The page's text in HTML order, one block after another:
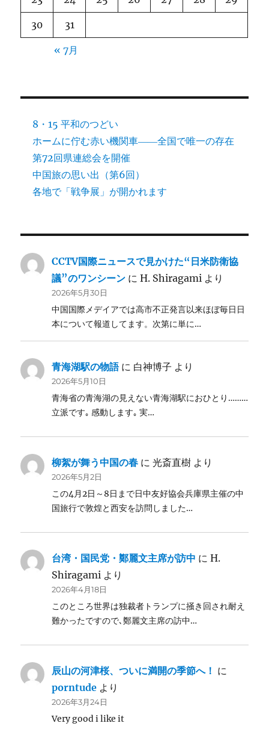
30 31
« 7月
8・15 平和のつどい
ホームに佇む赤い機関車――全国で唯一の存在
第72回県連総会を開催
中国旅の思い出（第6回）
各地で「戦争展」が開かれます
CCTV国際ニュースで見かけた“日米防衛協
議”のワンシーン にH. Shiragami より
2026年5月30日
中国国際メデイアでは高市不正発言以来ほぼ毎日日
本について報道してます。次第に単に…
青海湖駅の物語に 白神博子 より
2026年5月10日
青海省の青海湖の見えない青海湖駅におひとり………
立派です｡ 感動します｡ 実…
柳絮が舞う中国の春 に光斎直樹 より
2026年5月2日
この4月2日～8日まで日中友好協会兵庫県主催の中
国旅行で敦煌と西安を訪問しました…
台湾・国民党・鄭麗文主席が訪中 にH.
Shiragami より
2026年4月18日
このところ世界は独裁者トランプに掻き回され耐え
難かったですので､鄭麗文主席の訪中…
辰山の河津桜、ついに満開の季節へ！ に
porntude より
2026年3月24日
Very good i like it